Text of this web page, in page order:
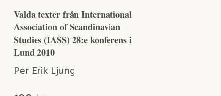
Valda texter från International
Association of Scandinavian
Studies (IASS) 28:e konferens i
Lund 2010
Per Erik Ljung